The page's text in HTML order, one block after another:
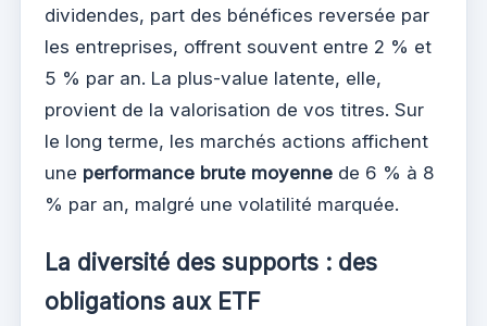
dividendes, part des bénéfices reversée par
les entreprises, offrent souvent entre 2 % et
5 % par an. La plus-value latente, elle,
provient de la valorisation de vos titres. Sur
le long terme, les marchés actions affichent
une performance brute moyenne de 6 % à 8
% par an, malgré une volatilité marquée.
La diversité des supports : des
obligations aux ETF